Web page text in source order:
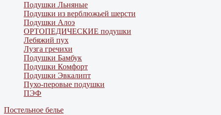
Подушки Льняные
Подушки из верблюжьей шерсти
Подушки Алоэ
ОРТОПЕДИЧЕСКИЕ подушки
Лебяжий пух
Лузга гречихи
Подушки Бамбук
Подушки Комфорт
Подушки Эвкалипт
Пухо-перовые подушки
ПЭФ
Постельное белье